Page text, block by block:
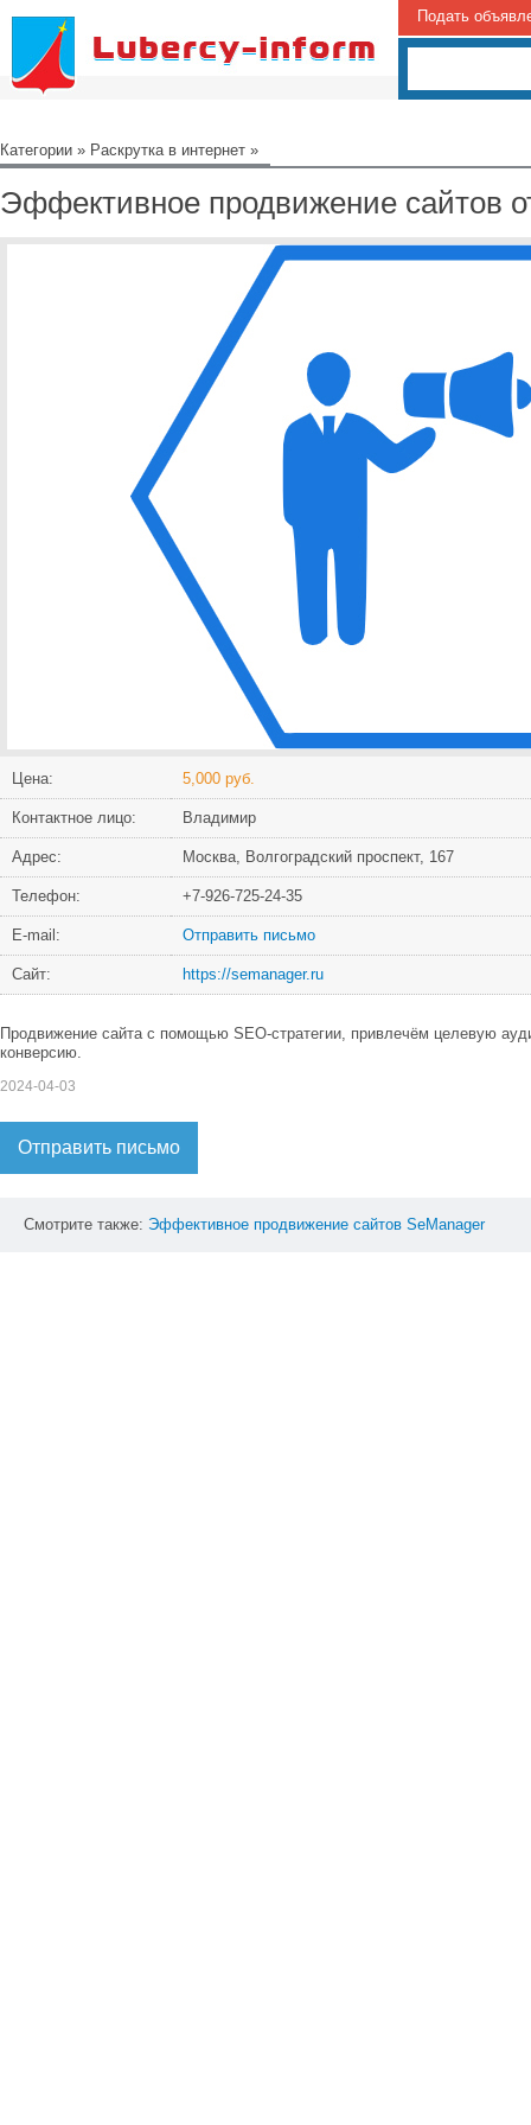
Подать
Категории » Раскрутка в интернет »
Эффективное продвижение сайтов
Цена: 5,000 руб.
Контактное лицо: Владимир
Адрес: Москва, Волгоградский проспект, 167
Телефон: +7-926-725-24-35
Е-mail: Отправить письмо
Сайт: https://semanager.ru
Продвижение сайта с помощью SEO-стратегии, привлечём целевую
конверсию.
2024-04-03
Отправить письмо
Смотрите также: Эффективное продвижение сайтов SeManager